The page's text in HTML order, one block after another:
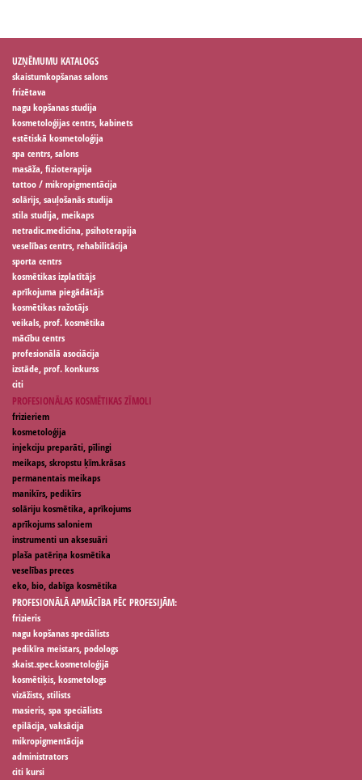
UZŅĒMUMU KATALOGS
skaistumkopšanas salons
frizētava
nagu kopšanas studija
kosmetoloģijas centrs, kabinets
estētiskā kosmetoloģija
spa centrs, salons
masāža, fizioterapija
tattoo / mikropigmentācija
solārijs, sauļošanās studija
stila studija, meikaps
netradic.medicīna, psihoterapija
veselības centrs, rehabilitācija
sporta centrs
kosmētikas izplatītājs
aprīkojuma piegādātājs
kosmētikas ražotājs
veikals, prof. kosmētika
mācību centrs
profesionālā asociācija
izstāde, prof. konkurss
citi
PROFESIONĀLAS KOSMĒTIKAS ZĪMOLI
frizieriem
kosmetoloģija
injekciju preparāti, pīlingi
meikaps, skropstu ķīm.krāsas
permanentais meikaps
manikīrs, pedikīrs
solāriju kosmētika, aprīkojums
aprīkojums saloniem
instrumenti un aksesuāri
plaša patēriņa kosmētika
veselības preces
eko, bio, dabīga kosmētika
PROFESIONĀLĀ APMĀCĪBA PĒC PROFESIJĀM:
frizieris
nagu kopšanas speciālists
pedikīra meistars, podologs
skaist.spec.kosmetoloģijā
kosmētiķis, kosmetologs
vizāžists, stilists
masieris, spa speciālists
epilācija, vaksācija
mikropigmentācija
administrators
citi kursi